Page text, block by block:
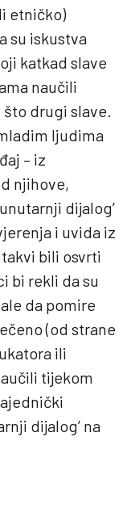
etničko)
su iskustva
katkad slave
naučili
drugi slave.
ljudima
– iz
njihove,
dijalog’
i uvida iz
bili osvrti
bi rekli da su
da pomire
(od strane
ili
tijekom
dijalog’ na